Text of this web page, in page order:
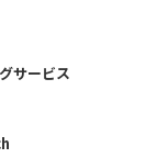
入力は任意ですが、未
への回答ができない場
サービス